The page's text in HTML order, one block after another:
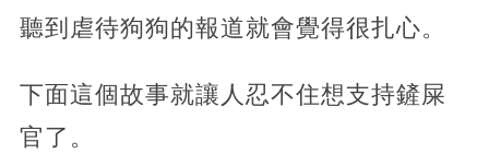
聽到虐待狗狗的報道就會覺得很扎心。
下面這個故事就讓人忍不住想支持鏟屎
官了。